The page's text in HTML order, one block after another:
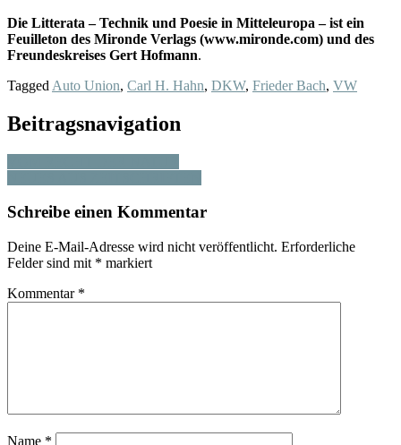
Die Litterata – Technik und Poesie in Mitteleuropa – ist ein
Feuilleton des Mironde Verlags (www.mironde.com) und des
Freundeskreises Gert Hofmann.
Tagged Auto Union, Carl H. Hahn, DKW, Frieder Bach, VW
Beitragsnavigation
Schreibe einen Kommentar
Deine E-Mail-Adresse wird nicht veröffentlicht. Erforderliche
Felder sind mit * markiert
Kommentar *
Name *